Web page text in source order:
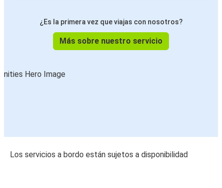
¿Es la primera vez que viajas con nosotros?
Más sobre nuestro servicio
Los servicios a bordo están sujetos a disponibilidad